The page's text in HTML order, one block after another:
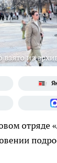
взято из
отряде